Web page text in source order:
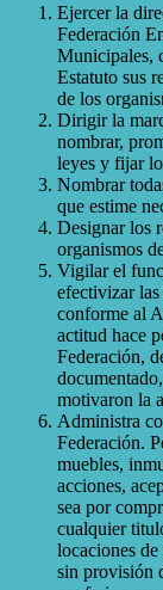
Ejercer la
Federación
Municipales,
Estatuto sus
de los
Dirigir la
nombrar,
leyes y fijar
Nombrar
que estime
Designar los
organismos
Vigilar el
efectivizar las
conforme al
actitud hace
Federación,
motivaron la
Administra
Federación.
muebles,
acciones,
sea por
cualquier
locaciones
sin provisión